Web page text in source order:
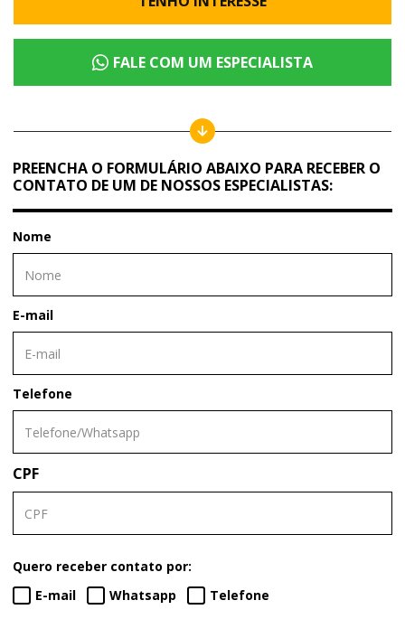
FALE COM UM ESPECIALISTA
PREENCHA O FORMULÁRIO ABAIXO PARA RECEBER O
CONTATO DE UM DE NOSSOS ESPECIALISTAS:
Nome
E-mail
Telefone
CPF
Quero receber contato por:
E-mail
Whatsapp Telefone